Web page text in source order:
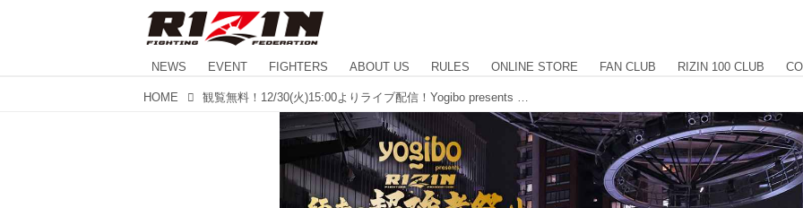
NEWS EVENT FIGHTERS ABOUT US RULES ONLINE STORE FAN CLUB RIZIN 100 CLUB
HOME